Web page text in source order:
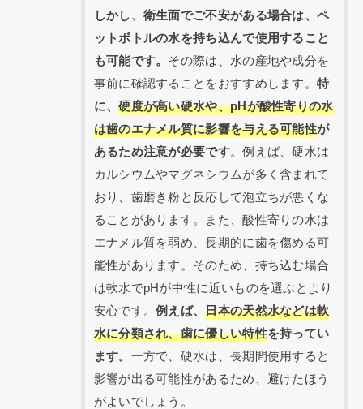
しかし、衛生面でご不安がある場合は、ペ
ットボトルの水を持ち込んで使用すること
も可能です。 その際は、水の産地や成分を
事前に確認することをおすすめします。特
に、硬度が高い硬水や、pHが酸性寄りの水
は歯のエナメル質に影響を与える可能性が
あるため注意が必要です。例えば、硬水は
カルシウムやマグネシウムが多く含まれて
おり、歯磨き粉と反応して泡立ちが悪くな
ることがあります。また、酸性寄りの水は
エナメル質を弱め、長期的に歯を傷める可
能性があります。そのため、持ち込む場合
は軟水でpHが中性に近いものを選ぶとより
安心です。例えば、日本の天然水などは軟
水に分類され、歯に優しい特性を持ってい
ます。 一方で、硬水は、長期間使用すると
影響が出る可能性があるため、避けたほう
がよいでしょう。